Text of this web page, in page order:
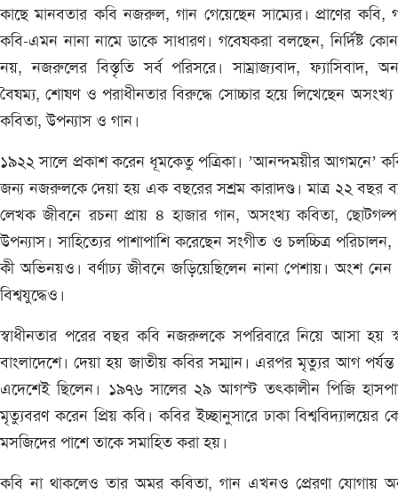
কাছে মানবতার কবি নজরুল, গান গেয়েছেন সাম্যের। প্রাণের কবি,
কবি-এমন নানা নামে ডাকে সাধারণ। গবেষকরা বলছেন, নির্দিষ্ট কোন
নয়, নজরুলের বিস্তৃতি সর্ব পরিসরে। সাম্রাজ্যবাদ, ফ্যাসিবাদ,
বৈষম্য, শোষণ ও পরাধীনতার বিরুদ্ধে সোচ্চার হয়ে লিখেছেন
কবিতা, উপন্যাস ও গান।
১৯২২ সালে প্রকাশ করেন ধূমকেতু পত্রিকা। ‌’আনন্দময়ীর আগমনে’
জন্য নজরুলকে দেয়া হয় এক বছরের সশ্রম কারাদণ্ড। মাত্র ২২ বছর
লেখক জীবনে রচনা প্রায় ৪ হাজার গান, অসংখ্য কবিতা,
উপন্যাস। সাহিত্যের পাশাপাশি করেছেন সংগীত ও চলচ্চিত্র
কী অভিনয়ও। বর্ণাঢ্য জীবনে জড়িয়েছিলেন নানা পেশায়। অংশ নেন
বিশ্বযুদ্ধেও।
স্বাধীনতার পরের বছর কবি নজরুলকে সপরিবারে নিয়ে আসা হয়
বাংলাদেশে। দেয়া হয় জাতীয় কবির সম্মান। এরপর মৃত্যুর আগ পর্যন্ত
এদেশেই ছিলেন। ১৯৭৬ সালের ২৯ আগস্ট তৎকালীন পিজি
মৃত্যুবরণ করেন প্রিয় কবি। কবির ইচ্ছানুসারে ঢাকা বিশ্ববিদ্যালয়ের
মসজিদের পাশে তাকে সমাহিত করা হয়।
কবি না থাকলেও তার অমর কবিতা, গান এখনও প্রেরণা যোগায়